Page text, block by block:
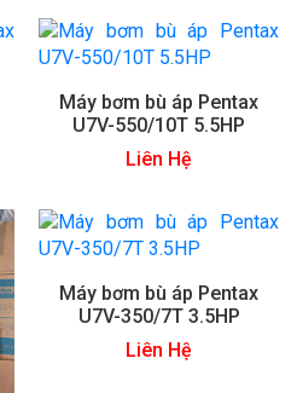
Máy bơm bù áp Pentax
U7V-550/10T 5.5HP
Liên Hệ
Máy bơm bù áp Pentax
U7V-350/7T 3.5HP
Liên Hệ